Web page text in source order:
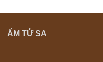
ẤM TỬ SA